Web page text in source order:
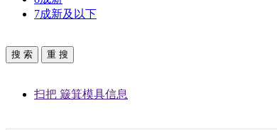
7成新及以下
扫把 簸箕模具信息